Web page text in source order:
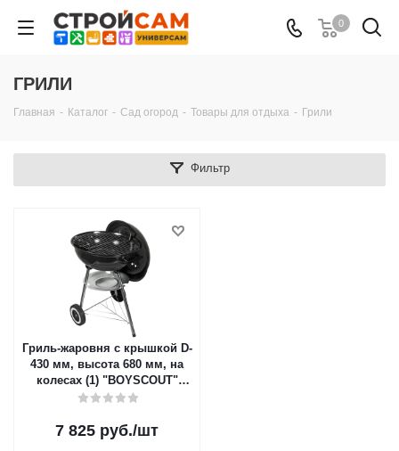
0
ГРИЛИ
Главная - Каталог - Сад огород - Товары для отдыха - Грили
Фильтр
Гриль-жаровня с крышкой D-
430 мм, высота 680 мм, на
колесах (1) "BOYSCOUT"
61252
7 825 руб./шт